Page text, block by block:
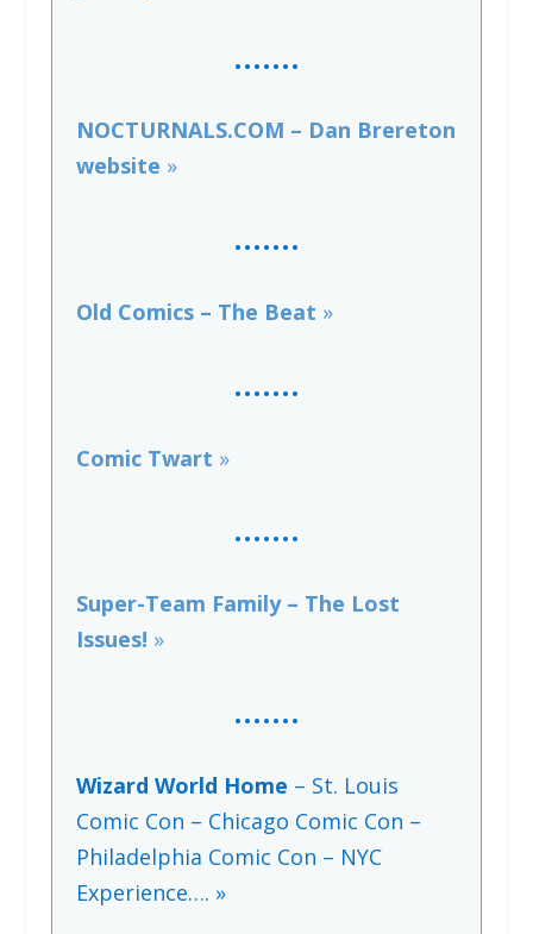
…….
NOCTURNALS.COM – Dan Brereton
website »
…….
Old Comics – The Beat »
…....
Comic Twart »
…….
Super-Team Family – The Lost
Issues! »
…….
Wizard World Home – St. Louis
Comic Con – Chicago Comic Con –
Philadelphia Comic Con – NYC
Experience…. »